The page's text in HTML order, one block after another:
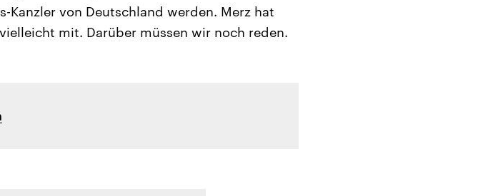
Kanzler von Deutschland werden. Merz hat
mit. Darüber müssen wir noch reden.